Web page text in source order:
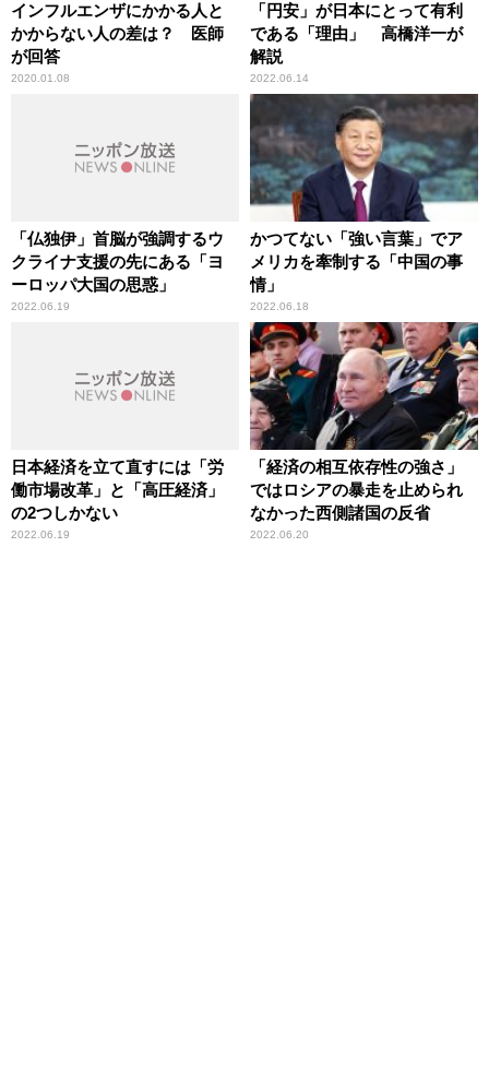
インフルエンザにかかる人と
かからない人の差は？ 医師
が回答
2020.01.08
「円安」が日本にとって有利
である「理由」 高橋洋一が
解説
2022.06.14
「仏独伊」首脳が強調するウ
クライナ支援の先にある「ヨ
ーロッパ大国の思惑」
2022.06.19
かつてない「強い言葉」でア
メリカを牽制する「中国の事
情」
2022.06.18
日本経済を立て直すには「労
働市場改革」と「高圧経済」
の2つしかない
2022.06.19
「経済の相互依存性の強さ」
ではロシアの暴走を止められ
なかった西側諸国の反省
2022.06.20